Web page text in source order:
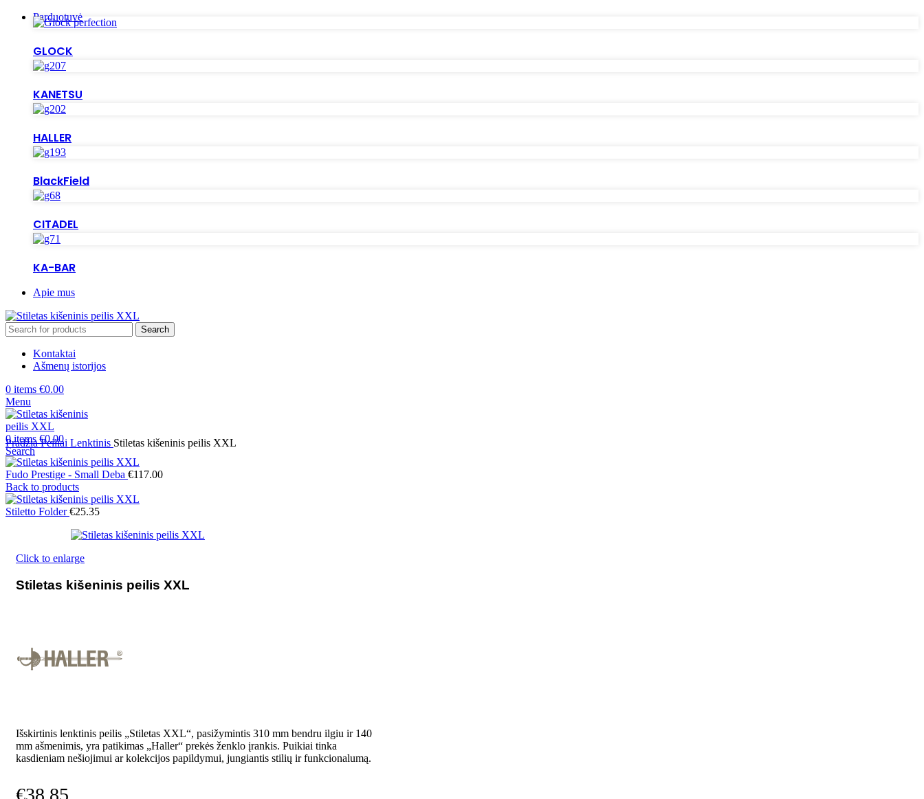
Parduotuvė
GLOCK
KANETSU
HALLER
BlackField
CITADEL
KA-BAR
Apie mus
Search
Kontaktai
Ašmenų istorijos
0 items €0.00
Menu
0items €0.00
Search
PradžiaPeiliai Lenktinis Stiletas kišeninis peilis XXL
Fudo Prestige - Small Deba €117.00
Back to products
Stiletto Folder€25.35
Click to enlarge
Stiletas kišeninis peilis XXL
Išskirtinis lenktinis peilis „Stiletas XXL“, pasižymintis 310 mm bendru ilgiu ir 140
mm ašmenimis, yra patikimas „Haller“ prekės ženklo įrankis. Puikiai tinka
kasdieniam nešiojimui ar kolekcijos papildymui, jungiantis stilių ir funkcionalumą.
€38.85